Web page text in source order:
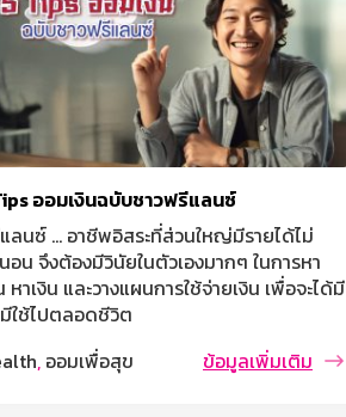
ออมเงินฉบับชาวฟรีแลนซ์
ลนซ์ … อาชีพอิสระที่ส่วนใหญ่มีรายได้ไม่
อน จึงต้องมีวินัยในตัวเองมากๆ ในการหา
หาเงิน และวางแผนการใช้จ่ายเงิน เพื่อจะได้มี
ใช้ไปตลอดชีวิต
, ออมเพื่อสุข ข้อมูลเพิ่มเติม